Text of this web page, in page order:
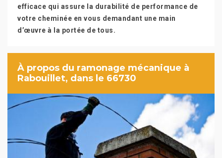
efficace qui assure la durabilité de performance de
votre cheminée en vous demandant une main
d’œuvre à la portée de tous.
À propos du ramonage mécanique à
Rabouillet, dans le 66730